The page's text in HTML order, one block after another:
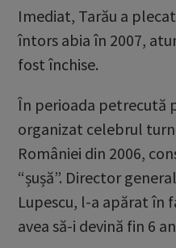
Imediat, Tarău a
întors abia în 2007,
fost închise.
În perioada petrecută
organizat celebrul
României din 2006,
“șușă”. Director
Lupescu, l-a apărat în
avea să-i devină fin 6